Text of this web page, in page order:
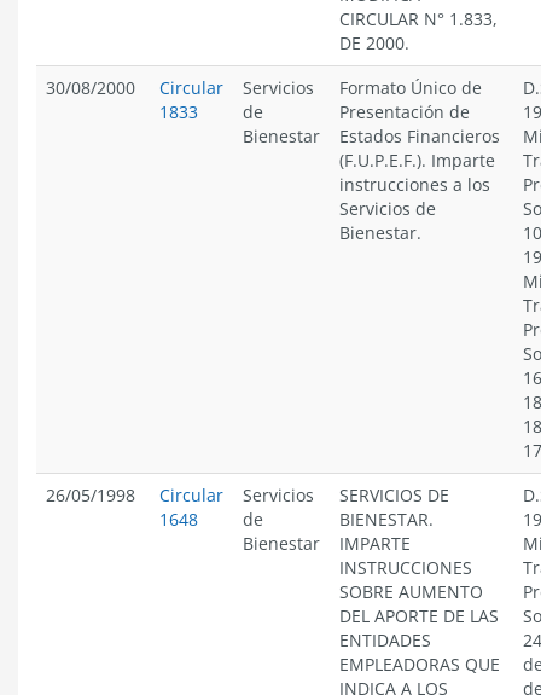
CIRCULAR N° 1.833,
DE 2000.
30/08/2000
Circular
1833
Servicios
de
Bienestar
Formato Único de
Presentación de
Estados Financieros
(F.U.P.E.F.). Imparte
instrucciones a los
Servicios de
Bienestar.
26/05/1998
Circular
1648
Servicios
de
Bienestar
SERVICIOS DE
BIENESTAR.
IMPARTE
INSTRUCCIONES
SOBRE AUMENTO
DEL APORTE DE LAS
ENTIDADES
EMPLEADORAS QUE
INDICA A LOS